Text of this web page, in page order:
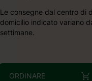
Le consegne dal centro di
domicilio indicato variano
settimane.
ORDINARE